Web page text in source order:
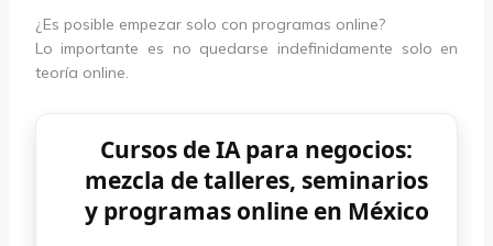
¿Es posible empezar solo con programas online?
Lo importante es no quedarse indefinidamente solo en
teoría online.
Cursos de IA para negocios:
mezcla de talleres, seminarios
y programas online en México